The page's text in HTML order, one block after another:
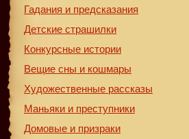
Гадания и предсказания
Детские страшилки
Конкурсные истории
Вещие сны и кошмары
Художественные рассказы
Маньяки и преступники
Домовые и призраки